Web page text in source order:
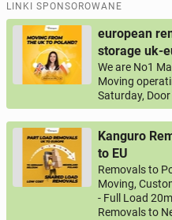
LINKI SPONSOROWANE
european
storage uk-
We are No1
Moving
Saturday,
Kanguro
to EU
Removals to
Moving,
- Full Load
Removals to